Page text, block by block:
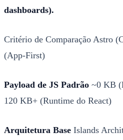
dashboards).
Critério de Comparação Astro
(App-First)
Payload de JS Padrão ~0 KB
120 KB+ (Runtime do React)
Arquitetura Base Islands